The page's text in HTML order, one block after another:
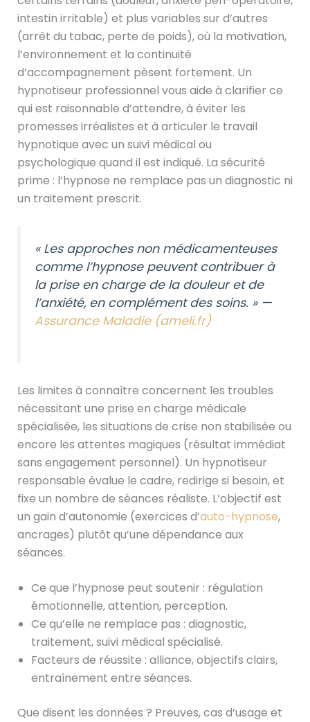
intestin irritable) et plus variables sur d’autres
(arrêt du tabac, perte de poids), où la motivation,
l’environnement et la continuité
d’accompagnement pèsent fortement. Un
hypnotiseur professionnel vous aide à clarifier ce
qui est raisonnable d’attendre, à éviter les
promesses irréalistes et à articuler le travail
hypnotique avec un suivi médical ou
psychologique quand il est indiqué. La sécurité
prime : l’hypnose ne remplace pas un diagnostic ni
un traitement prescrit.
« Les approches non médicamenteuses
comme l’hypnose peuvent contribuer à
la prise en charge de la douleur et de
l’anxiété, en complément des soins. » —
Assurance Maladie (ameli.fr)
Les limites à connaître concernent les troubles
nécessitant une prise en charge médicale
spécialisée, les situations de crise non stabilisée ou
encore les attentes magiques (résultat immédiat
sans engagement personnel). Un hypnotiseur
responsable évalue le cadre, redirige si besoin, et
fixe un nombre de séances réaliste. L’objectif est
un gain d’autonomie (exercices d’auto-hypnose,
ancrages) plutôt qu’une dépendance aux
séances.
Ce que l’hypnose peut soutenir : régulation
émotionnelle, attention, perception.
Ce qu’elle ne remplace pas : diagnostic,
traitement, suivi médical spécialisé.
Facteurs de réussite : alliance, objectifs clairs,
entraînement entre séances.
Que disent les données ? Preuves, cas d’usage et